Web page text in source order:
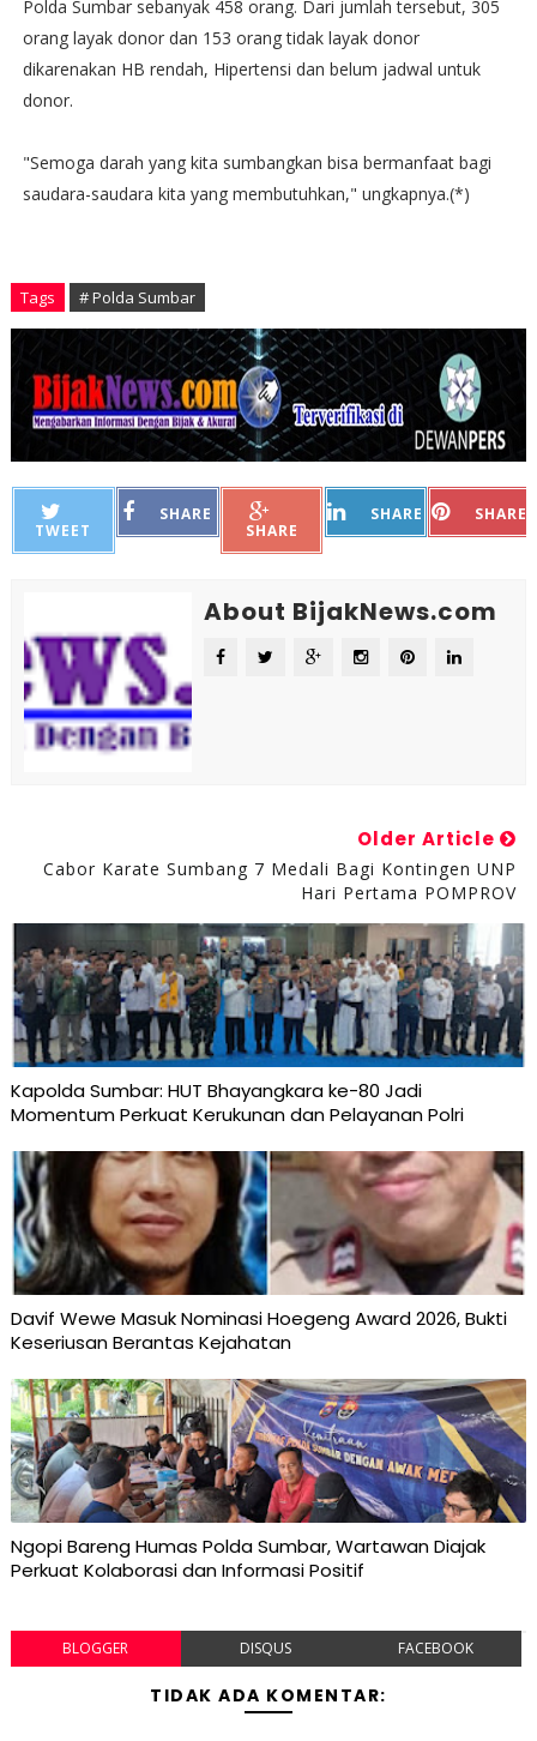
Polda Sumbar sebanyak 458 orang. Dari jumlah tersebut, 305
orang layak donor dan 153 orang tidak layak donor
dikarenakan HB rendah, Hipertensi dan belum jadwal untuk
donor.
"Semoga darah yang kita sumbangkan bisa bermanfaat bagi
saudara-saudara kita yang membutuhkan," ungkapnya.(*)
Tags # Polda Sumbar
TWEET
SHARE
SHARE
SHARE SHARE
About BijakNews.com
Older Article
Cabor Karate Sumbang 7 Medali Bagi Kontingen UNP
Hari Pertama POMPROV
Kapolda Sumbar: HUT Bhayangkara ke-80 Jadi
Momentum Perkuat Kerukunan dan Pelayanan Polri
Davif Wewe Masuk Nominasi Hoegeng Award 2026, Bukti
Keseriusan Berantas Kejahatan
Ngopi Bareng Humas Polda Sumbar, Wartawan Diajak
Perkuat Kolaborasi dan Informasi Positif
BLOGGER DISQUS FACEBOOK
TIDAK ADA KOMENTAR: